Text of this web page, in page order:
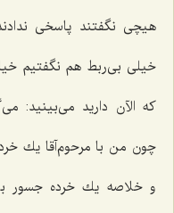
هیچی نگفتند پاسخی
خیلی بی‌ربط هم نگفتیم
كه الآن دارید می‌بینید:
چون من با مرحوم‌آقا یك
و خلاصه یك خرده جسور